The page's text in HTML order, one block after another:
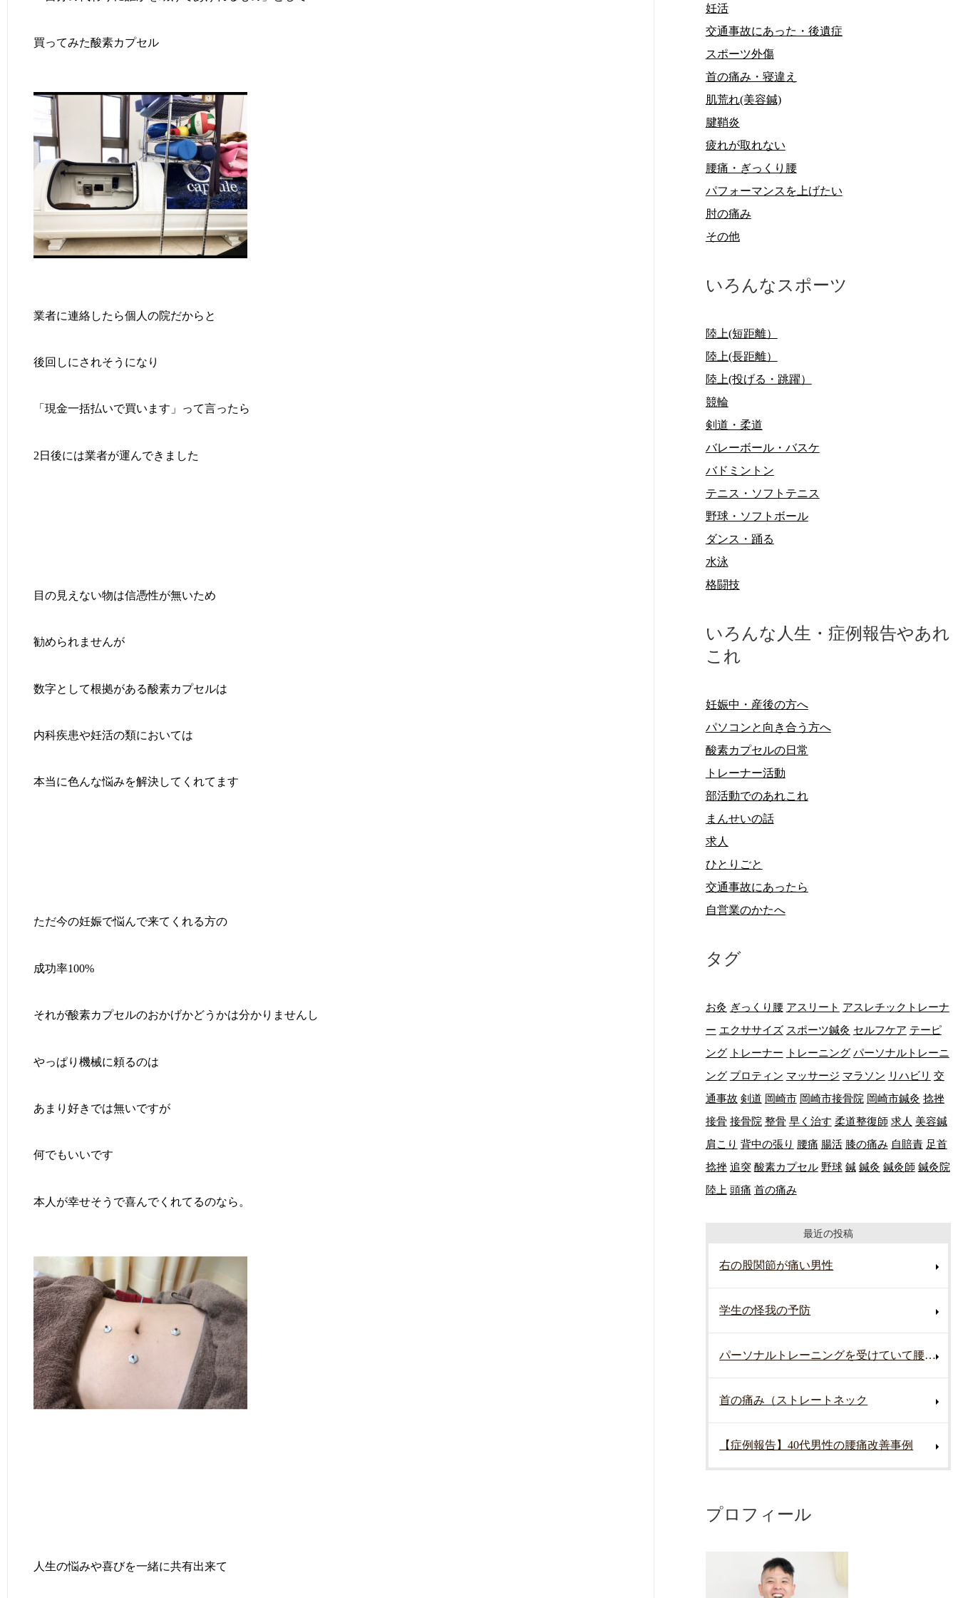
買ってみた酸素カプセル
業者に連絡したら個人の院だからと
後回しにされそうになり
「現金一括払いで買います」って言ったら
2日後には業者が運んできました
目の見えない物は信憑性が無いため
勧められませんが
数字として根拠がある酸素カプセルは
内科疾患や妊活の類においては
本当に色んな悩みを解決してくれてます
ただ今の妊娠で悩んで来てくれる方の
成功率100%
それが酸素カプセルのおかげかどうかは分かりませんし
やっぱり機械に頼るのは
あまり好きでは無いですが
何でもいいです
本人が幸せそうで喜んでくれてるのなら。
人生の悩みや喜びを一緒に共有出来て
妊活
交通事故にあった・後遺症
スポーツ外傷
首の痛み・寝違え
肌荒れ(美容鍼)
腱鞘炎
疲れが取れない
腰痛・ぎっくり腰
パフォーマンスを上げたい
肘の痛み
その他
いろんなスポーツ
陸上(短距離）
陸上(長距離）
陸上(投げる・跳躍）
競輪
剣道・柔道
バレーボール・バスケ
バドミントン
テニス・ソフトテニス
野球・ソフトボール
ダンス・踊る
水泳
格闘技
いろんな人生・症例報告やあれ
これ
妊娠中・産後の方へ
パソコンと向き合う方へ
酸素カプセルの日常
トレーナー活動
部活動でのあれこれ
まんせいの話
求人
ひとりごと
交通事故にあったら
自営業のかたへ
タグ
お灸 ぎっくり腰 アスリート アスレチックトレーナ
ー エクササイズ スポーツ鍼灸 セルフケア テーピ
ング トレーナー トレーニング パーソナルトレーニ
ング プロティン マッサージ マラソン リハビリ 交
通事故 剣道 岡崎市 岡崎市接骨院 岡崎市鍼灸 捻挫
接骨 接骨院 整骨 早く治す 柔道整復師 求人 美容鍼
肩こり 背中の張り 腰痛 腸活 膝の痛み 自賠責 足首
捻挫 追突 酸素カプセル 野球 鍼 鍼灸 鍼灸師 鍼灸院
陸上 頭痛 首の痛み
最近の投稿
右の股関節が痛い男性
学生の怪我の予防
パーソナルトレーニングを受けていて腰を痛めた
首の痛み（ストレートネック
【症例報告】40代男性の腰痛改善事例
プロフィール